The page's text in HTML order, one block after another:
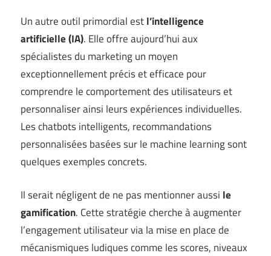
Un autre outil primordial estl’intelligence
artificielle (IA). Elle offre aujourd’hui aux
spécialistes du marketing un moyen
exceptionnellement précis et efficace pour
comprendre le comportement des utilisateurs et
personnaliser ainsi leurs expériences individuelles.
Les chatbots intelligents, recommandations
personnalisées basées sur le machine learning sont
quelques exemples concrets.
Il serait négligent de ne pas mentionner aussi le
gamification. Cette stratégie cherche à augmenter
l’engagement utilisateur via la mise en place de
mécanismiques ludiques comme les scores, niveaux